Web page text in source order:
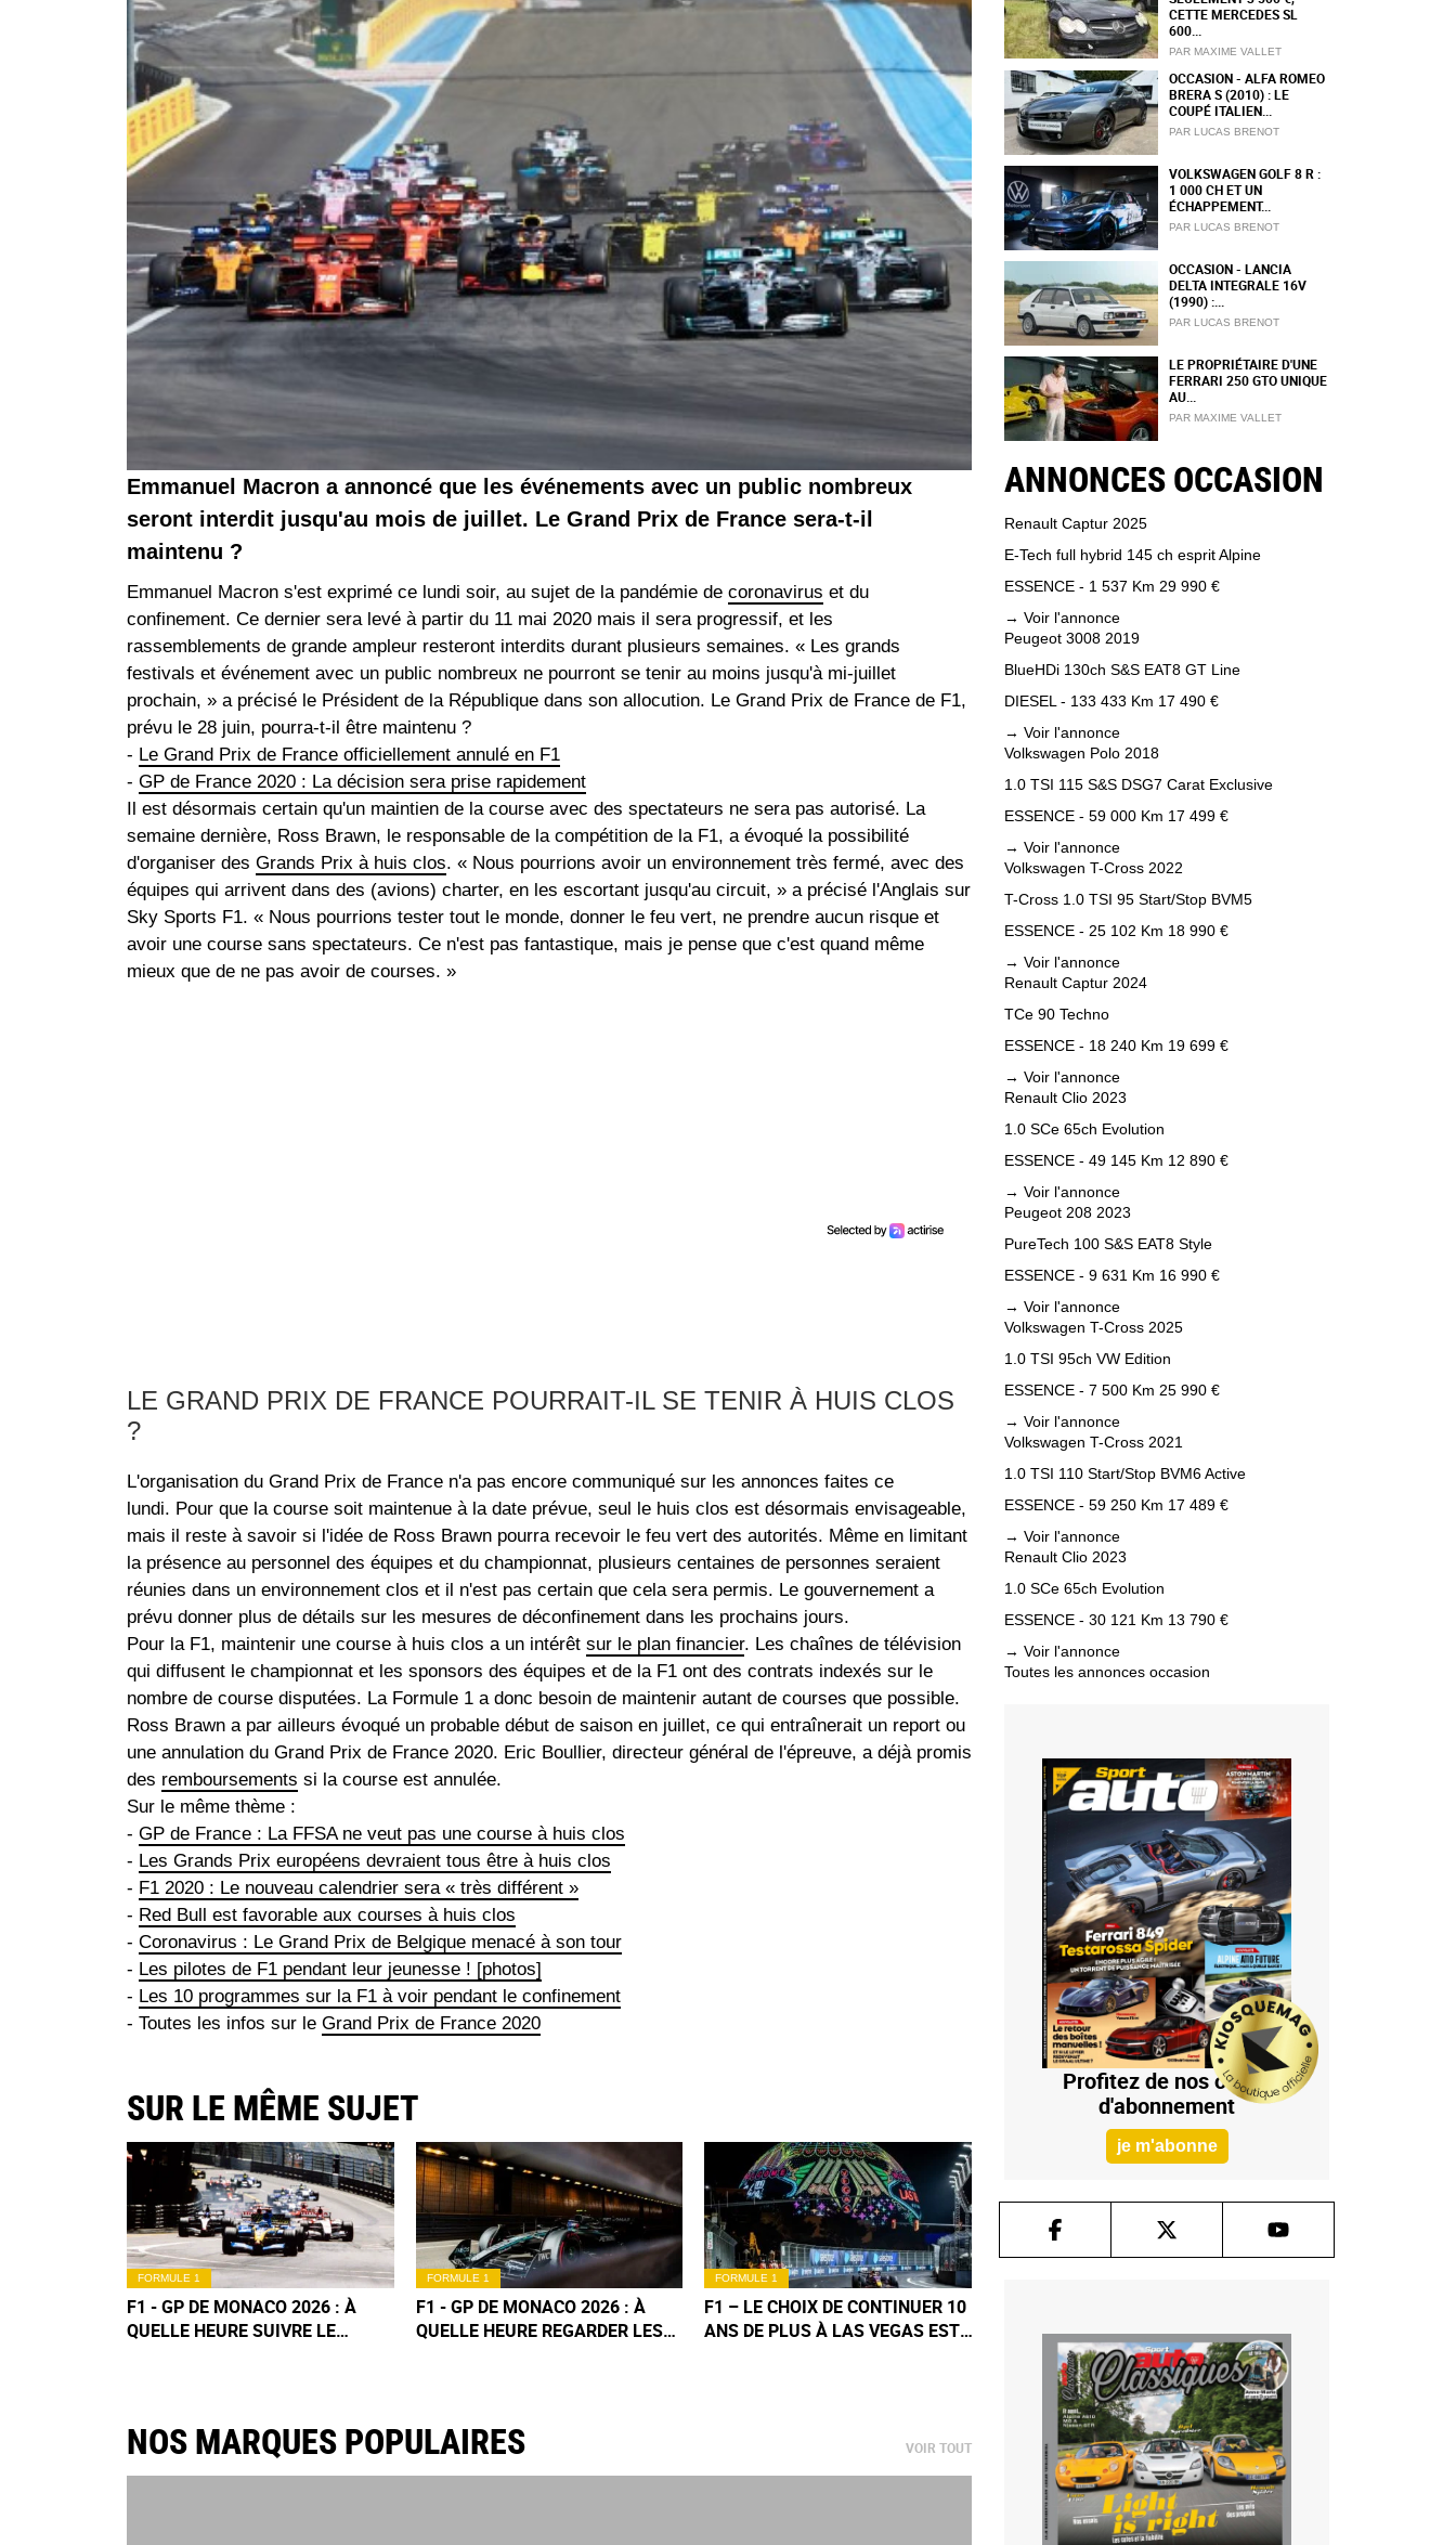
Emmanuel Macron a annoncé que les événements avec un public nombreux
seront interdit jusqu'au mois de juillet. Le Grand Prix de France sera-t-il
maintenu ?
Emmanuel Macron s'est exprimé ce lundi soir, au sujet de la pandémie de coronavirus et du
confinement. Ce dernier sera levé à partir du 11 mai 2020 mais il sera progressif, et les
rassemblements de grande ampleur resteront interdits durant plusieurs semaines. « Les grands
festivals et événement avec un public nombreux ne pourront se tenir au moins jusqu'à mi-juillet
prochain, » a précisé le Président de la République dans son allocution. Le Grand Prix de France de F1,
prévu le 28 juin, pourra-t-il être maintenu ?
- Le Grand Prix de France officiellement annulé en F1
- GP de France 2020 : La décision sera prise rapidement
Il est désormais certain qu'un maintien de la course avec des spectateurs ne sera pas autorisé. La
semaine dernière, Ross Brawn, le responsable de la compétition de la F1, a évoqué la possibilité
d'organiser des Grands Prix à huis clos. « Nous pourrions avoir un environnement très fermé, avec des
équipes qui arrivent dans des (avions) charter, en les escortant jusqu'au circuit, » a précisé l'Anglais sur
Sky Sports F1. « Nous pourrions tester tout le monde, donner le feu vert, ne prendre aucun risque et
avoir une course sans spectateurs. Ce n'est pas fantastique, mais je pense que c'est quand même
mieux que de ne pas avoir de courses. »
LE GRAND PRIX DE FRANCE POURRAIT-IL SE TENIR À HUIS CLOS
?
L'organisation du Grand Prix de France n'a pas encore communiqué sur les annonces faites ce
lundi. Pour que la course soit maintenue à la date prévue, seul le huis clos est désormais envisageable,
mais il reste à savoir si l'idée de Ross Brawn pourra recevoir le feu vert des autorités. Même en limitant
la présence au personnel des équipes et du championnat, plusieurs centaines de personnes seraient
réunies dans un environnement clos et il n'est pas certain que cela sera permis. Le gouvernement a
prévu donner plus de détails sur les mesures de déconfinement dans les prochains jours.
Pour la F1, maintenir une course à huis clos a un intérêt sur le plan financier. Les chaînes de télévision
qui diffusent le championnat et les sponsors des équipes et de la F1 ont des contrats indexés sur le
nombre de course disputées. La Formule 1 a donc besoin de maintenir autant de courses que possible.
Ross Brawn a par ailleurs évoqué un probable début de saison en juillet, ce qui entraînerait un report ou
une annulation du Grand Prix de France 2020. Eric Boullier, directeur général de l'épreuve, a déjà promis
des remboursements si la course est annulée.
Sur le même thème :
- GP de France : La FFSA ne veut pas une course à huis clos
- Les Grands Prix européens devraient tous être à huis clos
- F1 2020 : Le nouveau calendrier sera « très différent »
- Red Bull est favorable aux courses à huis clos
- Coronavirus : Le Grand Prix de Belgique menacé à son tour
- Les pilotes de F1 pendant leur jeunesse ! [photos]
- Les 10 programmes sur la F1 à voir pendant le confinement
- Toutes les infos sur le Grand Prix de France 2020
SUR LE MÊME SUJET
FORMULE 1
F1 - GP DE MONACO 2026 : À
QUELLE HEURE SUIVRE LE
FORMULE 1
F1 - GP DE MONACO 2026 : À
QUELLE HEURE REGARDER LES
FORMULE 1
F1 – LE CHOIX DE CONTINUER 10
ANS DE PLUS À LAS VEGAS EST-
NOS MARQUES POPULAIRES VOIR TOUT
CETTE MERCEDES SL
600...
PAR MAXIME VALLET
OCCASION - ALFA ROMEO
BRERA S (2010) : LE
COUPÉ ITALIEN...
PAR LUCAS BRENOT
VOLKSWAGEN GOLF 8 R :
1 000 CH ET UN
ÉCHAPPEMENT...
PAR LUCAS BRENOT
OCCASION - LANCIA
DELTA INTEGRALE 16V
(1990) :...
PAR LUCAS BRENOT
LE PROPRIÉTAIRE D'UNE
FERRARI 250 GTO UNIQUE
AU...
PAR MAXIME VALLET
ANNONCES OCCASION
Renault Captur 2025
E-Tech full hybrid 145 ch esprit Alpine
ESSENCE - 1 537 Km 29 990 €
→ Voir l'annonce
Peugeot 3008 2019
BlueHDi 130ch S&S EAT8 GT Line
DIESEL - 133 433 Km 17 490 €
→ Voir l'annonce
Volkswagen Polo 2018
1.0 TSI 115 S&S DSG7 Carat Exclusive
ESSENCE - 59 000 Km 17 499 €
→ Voir l'annonce
Volkswagen T-Cross 2022
T-Cross 1.0 TSI 95 Start/Stop BVM5
ESSENCE - 25 102 Km 18 990 €
→ Voir l'annonce
Renault Captur 2024
TCe 90 Techno
ESSENCE - 18 240 Km 19 699 €
→ Voir l'annonce
Renault Clio 2023
1.0 SCe 65ch Evolution
ESSENCE - 49 145 Km 12 890 €
→ Voir l'annonce
Peugeot 208 2023
PureTech 100 S&S EAT8 Style
ESSENCE - 9 631 Km 16 990 €
→ Voir l'annonce
Volkswagen T-Cross 2025
1.0 TSI 95ch VW Edition
ESSENCE - 7 500 Km 25 990 €
→ Voir l'annonce
Volkswagen T-Cross 2021
1.0 TSI 110 Start/Stop BVM6 Active
ESSENCE - 59 250 Km 17 489 €
→ Voir l'annonce
Renault Clio 2023
1.0 SCe 65ch Evolution
ESSENCE - 30 121 Km 13 790 €
→ Voir l'annonce
Toutes les annonces occasion
Profitez de nos offres
d'abonnement
je m'abonne